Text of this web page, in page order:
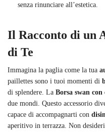
senza rinunciare all’estetica.
Il Racconto di un
di Te
Immagina la paglia come la tua
paillettes sono i tuoi momenti di
di splendere. La Borsa swan
due mondi. Questo accessorio
capace di accompagnarti con
aperitivo in terrazza. Non